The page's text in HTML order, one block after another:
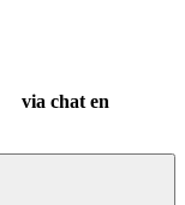
via chat en